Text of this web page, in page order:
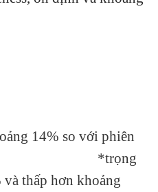
14% so với phiên
*trọng
và thấp hơn khoảng